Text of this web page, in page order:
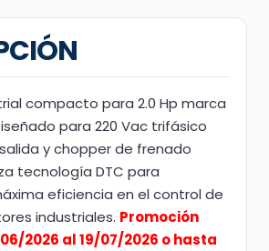
compacto para 2.0 Hp marca
para 220 Vac trifásico
y chopper de frenado
tecnología DTC para
eficiencia en el control de
industriales. Promoción
2026 al 19/07/2026 o hasta